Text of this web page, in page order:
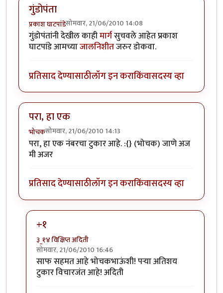
गुंडोपंता
प्रकाश घाटपांडेसोमवार, 21/06/2010 14:08
गुंडोपंतांनी देखील काहीमार्गसुचवले आहेत प्रकाश
घाटपांडे आमच्याजालनिशीतजरुर डोकवा.
प्रतिसाद देण्यासाठीलॉग इन कराकिंवासदस्य व्हा
परा, हा एक
भोचकसोमवार, 21/06/2010 14:13
परा, हा एक नंबरचा टुकार आहे. :{} (भोचक) जाणे अज
मी अजर
प्रतिसाद देण्यासाठीलॉग इन कराकिंवासदस्य व्हा
+१
३_१४ विक्षिप्त अदिती
सोमवार, 21/06/2010 16:46
In reply toपरा, हा एकbyभोचक
साफ सहमत आहे भोचकभाऊंशी! पर्‍या अतिशय
टुकार विचारजंत आहे! अदिती